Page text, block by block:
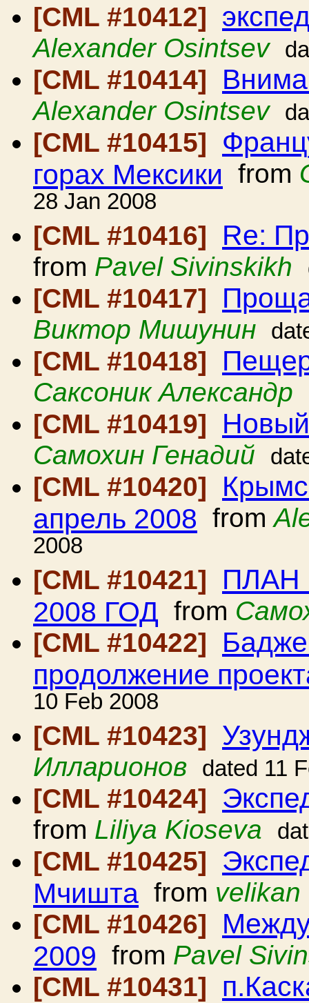
[CML #10412]
Alexander Osintsev
[CML #10414]
Alexander Osintsev
[CML #10415]
горах Мексики from
28 Jan 2008
[CML #10416]
Re:
from Pavel Sivinskikh
[CML #10417]
Виктор Мишунин
[CML #10418]
Саксоник Александр
[CML #10419]
Самохин Генадий
[CML #10420]
апрель 2008 from
2008
[CML #10421]
ПЛАН
2008 ГОД from
[CML #10422]
продолжение
10 Feb 2008
[CML #10423]
Илларионов dated 11
[CML #10424]
from Liliya Kioseva
[CML #10425]
Мчишта from velikan
[CML #10426]
2009 from Pavel
[CML #10431]